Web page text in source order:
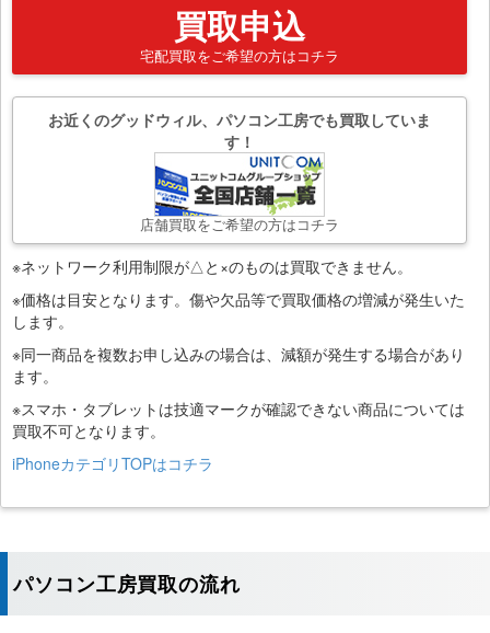
買取申込
宅配買取をご希望の方はコチラ
お近くのグッドウィル、パソコン工房でも買取していま
す！
店舗買取をご希望の方はコチラ
※ネットワーク利用制限が△と×のものは買取できません。
※価格は目安となります。傷や欠品等で買取価格の増減が発生いた
します。
※同一商品を複数お申し込みの場合は、減額が発生する場合があり
ます。
※スマホ・タブレットは技適マークが確認できない商品については
買取不可となります。
iPhoneカテゴリTOPはコチラ
パソコン工房買取の流れ